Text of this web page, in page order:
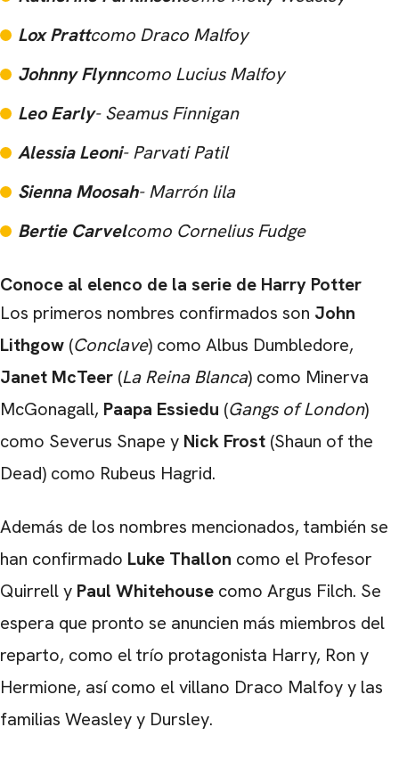
Lox Prattcomo Draco Malfoy
Johnny Flynncomo Lucius Malfoy
Leo Early- Seamus Finnigan
Alessia Leoni- Parvati Patil
Sienna Moosah- Marrón lila
Bertie Carvelcomo Cornelius Fudge
Conoce al elenco de la serie de Harry Potter
Los primeros nombres confirmados son John
Lithgow (Conclave) como Albus Dumbledore,
Janet McTeer (La Reina Blanca) como Minerva
McGonagall, Paapa Essiedu (Gangs of London)
como Severus Snape y Nick Frost (Shaun of the
Dead) como Rubeus Hagrid.
Además de los nombres mencionados, también se
han confirmado Luke Thallon como el Profesor
Quirrell y Paul Whitehouse como Argus Filch. Se
espera que pronto se anuncien más miembros del
reparto, como el trío protagonista Harry, Ron y
Hermione, así como el villano Draco Malfoy y las
familias Weasley y Dursley.